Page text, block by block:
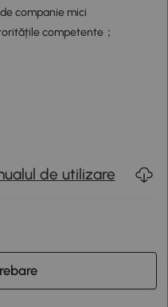
companie mici
competente；
de utilizare